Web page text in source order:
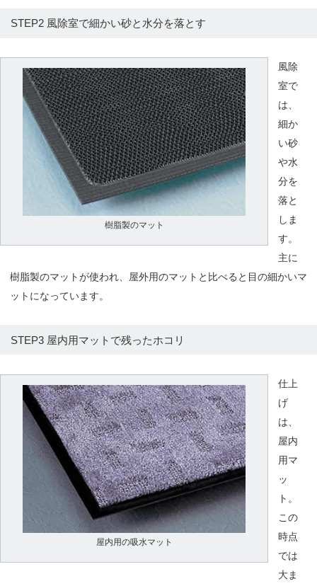
STEP2 風除室で細かい砂と水分を落とす
樹脂製のマット
風除
室で
は、
細か
い砂
や水
分を
落と
しま
す。
主に
樹脂製のマットが使われ、屋外用のマットと比べると目の細かいマ
ットになっています。
STEP3 屋内用マットで残ったホコリ
屋内用の吸水マット
仕上
げ
は、
屋内
用マ
ッ
ト。
この
時点
では
大ま